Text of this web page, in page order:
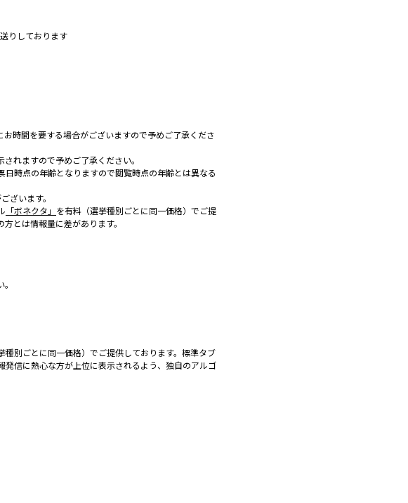
りしております
時間を要する場合がございますので予めご了承くださ
れますので予めご了承ください。
時点の年齢となりますので閲覧時点の年齢とは異なる
ざいます。
「ボネクタ」 を有料（選挙種別ごとに同一価格）でご提
とは情報量に差があります。
別ごとに同一価格）でご提供しております。標準タブ
信に熱心な方が上位に表示されるよう、独自のアルゴ